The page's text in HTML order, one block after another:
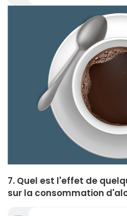
7. Quel est l'effet de
sur la consommation